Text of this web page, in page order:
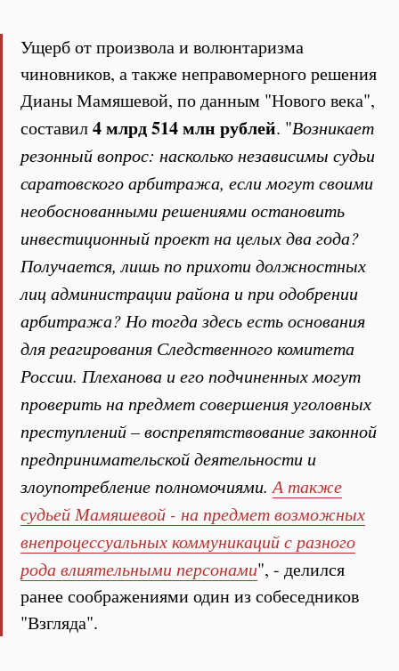
Ущерб от произвола и волюнтаризма
чиновников, а также неправомерного решения
Дианы Мамяшевой, по данным "Нового века",
составил4 млрд 514 млн рублей. "Возникает
резонный вопрос: насколько независимы судьи
саратовского арбитража, если могут своими
необоснованными решениями остановить
инвестиционный проект на целых два года?
Получается, лишь по прихоти должностных
лиц администрации района и при одобрении
арбитража? Но тогда здесь есть основания
для реагирования Следственного комитета
России. Плеханова и его подчиненных могут
проверить на предмет совершения уголовных
преступлений – воспрепятствование законной
предпринимательской деятельности и
злоупотребление полномочиями.А также
судьей Мамяшевой - на предмет возможных
внепроцессуальных коммуникаций с разного
рода влиятельными персонами", - делился
ранее соображениями один из собеседников
"Взгляда".